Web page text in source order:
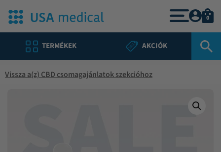
TERMÉKEK AKCIÓK
0
Vissza a(z) CBD csomagajánlatok szekcióhoz